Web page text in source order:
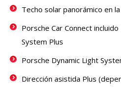
Techo solar panorámico en
Porsche Car Connect
System Plus
Porsche Dynamic Light
Dirección asistida Plus